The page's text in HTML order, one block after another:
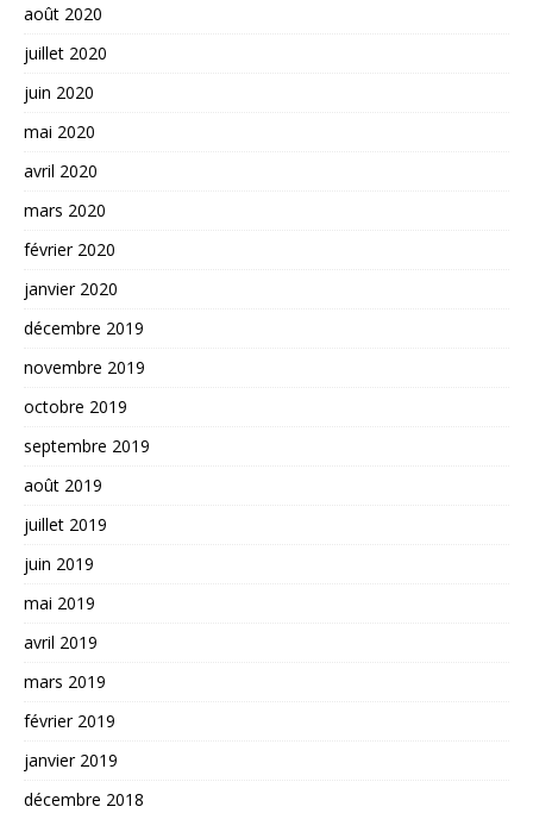
août 2020
juillet 2020
juin 2020
mai 2020
avril 2020
mars 2020
février 2020
janvier 2020
décembre 2019
novembre 2019
octobre 2019
septembre 2019
août 2019
juillet 2019
juin 2019
mai 2019
avril 2019
mars 2019
février 2019
janvier 2019
décembre 2018